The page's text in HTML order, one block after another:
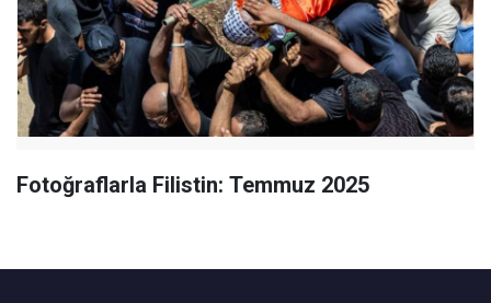
Fotoğraflarla Filistin: Temmuz 2025